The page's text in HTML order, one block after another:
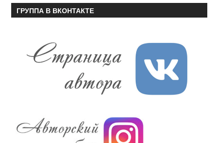
ГРУППА В ВКОНТАКТЕ